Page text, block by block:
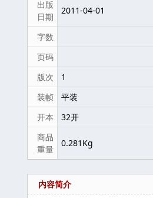
出版
日期
2011-04-01
字数
页码
版次
1
装帧
平装
开本
32开
商品
重量
0.281Kg
内容简介